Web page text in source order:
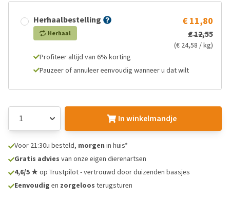
Herhaalbestelling
Herhaal
€ 11,80
€ 12,55
(€ 24,58 / kg)
Profiteer altijd van 6% korting
Pauzeer of annuleer eenvoudig wanneer u dat wilt
In winkelmandje
Voor 21:30u besteld, morgen in huis*
Gratis advies van onze eigen dierenartsen
4,6/5 ★op Trustpilot - vertrouwd door duizenden baasjes
Eenvoudig en zorgeloos terugsturen